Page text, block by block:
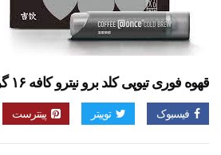
قهوه فوری تیوپی کلد برو نیترو کافه ۱۶ گرمی
فیسبوک توییتر پینترست